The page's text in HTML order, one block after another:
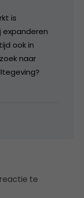
is
expanderen
ook in
naar
te